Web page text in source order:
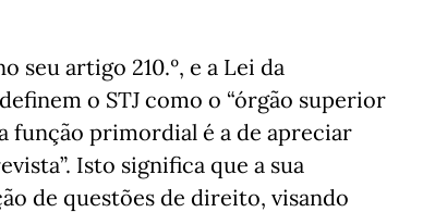
seu artigo 210.º, e a Lei da
o STJ como o “órgão superior
função primordial é a de apreciar
Isto significa que a sua
de questões de direito, visando